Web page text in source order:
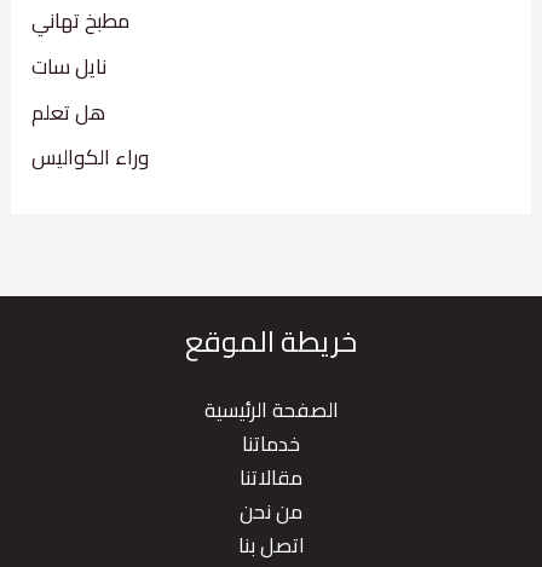
مطبخ تهاني
نايل سات
هل تعلم
وراء الكواليس
خريطة الموقع
الصفحة الرئيسية
خدماتنا
مقالاتنا
من نحن
اتصل بنا